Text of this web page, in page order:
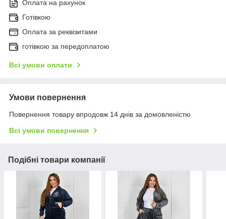
Оплата на рахунок
Готівкою
Оплата за реквізитами
готівкою за передоплатою
Всі умови оплати
Умови повернення
Повернення товару впродовж 14 днів за домовленістю
Всі умови повернення
Подібні товари компанії